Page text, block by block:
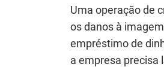
Uma operação de
os danos à
empréstimo de
a empresa precisa